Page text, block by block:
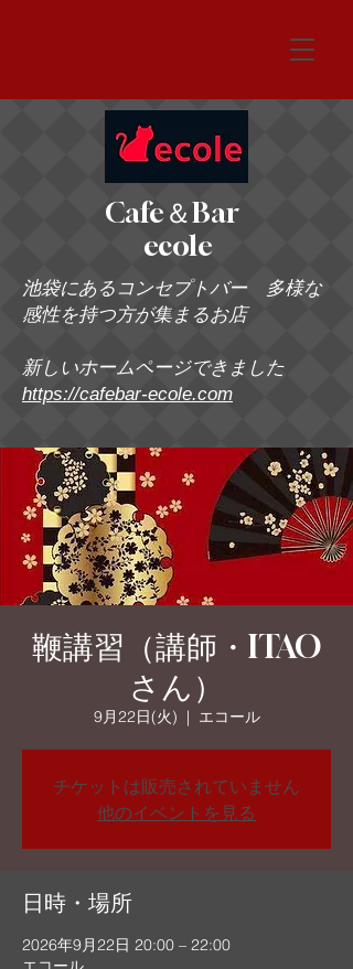
Cafe＆Bar
ecole
池袋にあるコンセプトバー 多様な
感性を持つ方が集まるお店
新しいホームページできました
https://cafebar-ecole.com
鞭講習（講師・ITAO
さん）
9月22日(火)
  |
エコール
チケットは販売されていません
他のイベントを見る
日時・場所
2026年9月22日 20:00 – 22:00